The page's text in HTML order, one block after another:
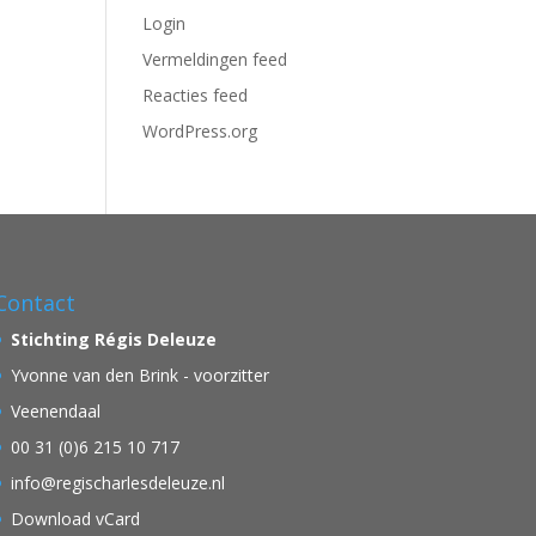
Login
Vermeldingen feed
Reacties feed
WordPress.org
Stichting Régis Deleuze
Yvonne van den Brink - voorzitter
Veenendaal
00 31 (0)6 215 10 717
info@regischarlesdeleuze.nl
Download vCard